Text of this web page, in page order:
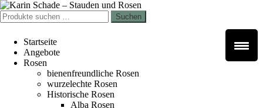
Zur
Navigation
springen
Zum
Inhalt
springen
Suchen
nach:
Suchen
Startseite
Angebote
Rosen
bienenfreundliche Rosen
wurzelechte Rosen
Historische Rosen
Alba Rosen